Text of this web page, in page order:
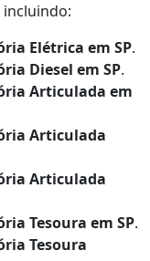
incluindo:
Elétrica em SP.
Diesel em SP.
Articulada em
Articulada
Articulada
Tesoura em SP.
Tesoura